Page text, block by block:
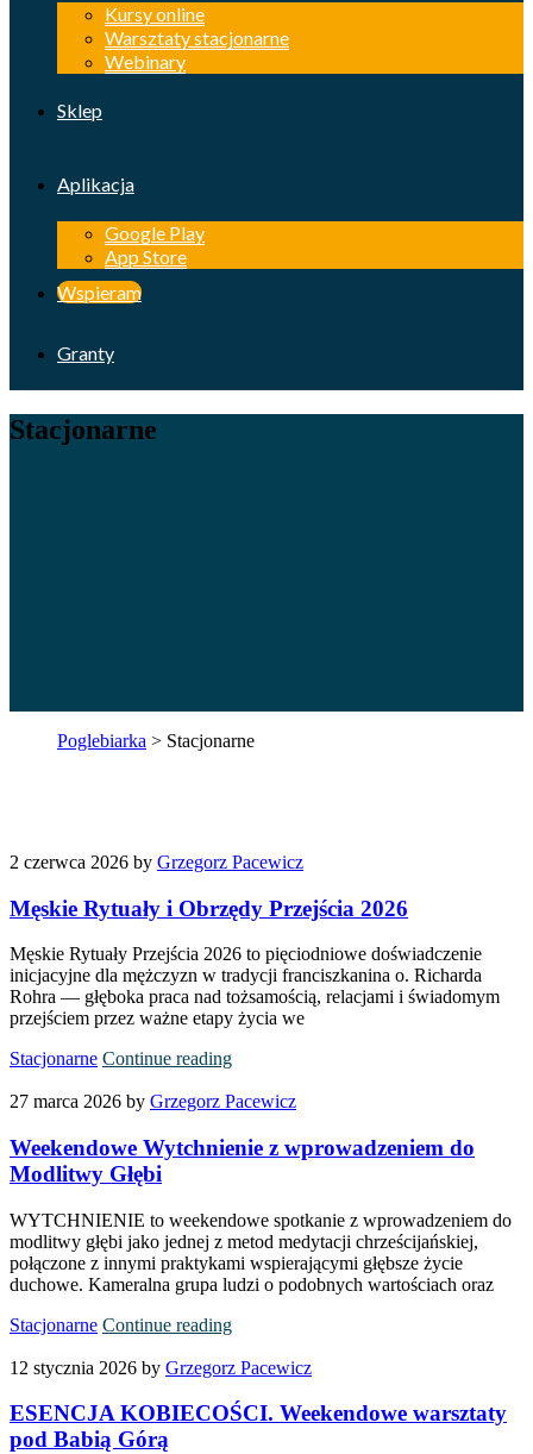
Kursy online
Warsztaty stacjonarne
Webinary
Sklep
Aplikacja
Google Play
App Store
Wspieram
Granty
Stacjonarne
Poglebiarka > Stacjonarne
2 czerwca 2026 by Grzegorz Pacewicz
Męskie Rytuały i Obrzędy Przejścia 2026
Męskie Rytuały Przejścia 2026 to pięciodniowe doświadczenie
inicjacyjne dla mężczyzn w tradycji franciszkanina o. Richarda
Rohra — głęboka praca nad tożsamością, relacjami i świadomym
przejściem przez ważne etapy życia we
Stacjonarne Continue reading
27 marca 2026 by Grzegorz Pacewicz
Weekendowe Wytchnienie z wprowadzeniem do
Modlitwy Głębi
WYTCHNIENIE to weekendowe spotkanie z wprowadzeniem do
modlitwy głębi jako jednej z metod medytacji chrześcijańskiej,
połączone z innymi praktykami wspierającymi głębsze życie
duchowe. Kameralna grupa ludzi o podobnych wartościach oraz
Stacjonarne Continue reading
12 stycznia 2026 by Grzegorz Pacewicz
ESENCJA KOBIECOŚCI. Weekendowe warsztaty
pod Babią Górą